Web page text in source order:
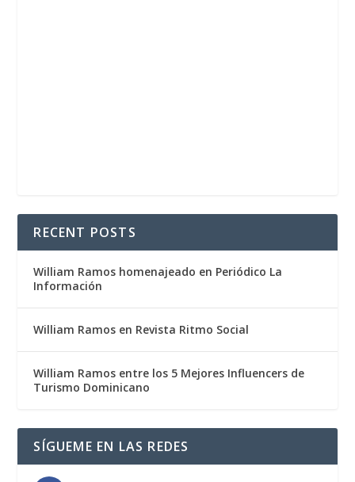
RECENT POSTS
William Ramos homenajeado en Periódico La
Información
William Ramos en Revista Ritmo Social
William Ramos entre los 5 Mejores Influencers de
Turismo Dominicano
SÍGUEME EN LAS REDES